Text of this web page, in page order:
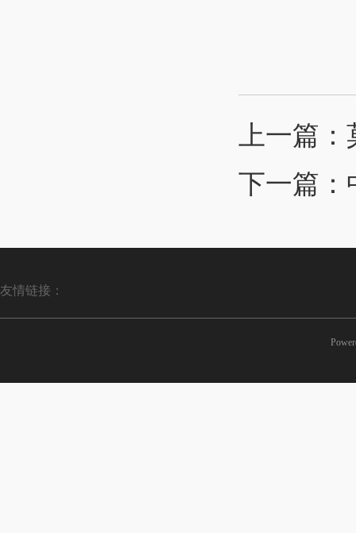
上一篇：
下一篇：
友情链接：